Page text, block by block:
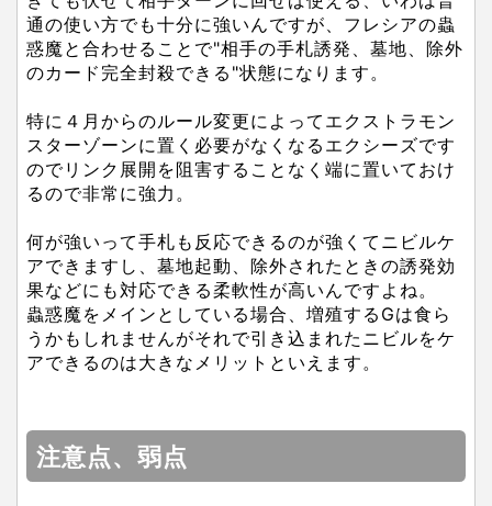
通の使い方でも十分に強いんですが、フレシアの蟲
惑魔と合わせることで"相手の手札誘発、墓地、除外
のカード完全封殺できる"状態になります。
特に４月からのルール変更によってエクストラモン
スターゾーンに置く必要がなくなるエクシーズです
のでリンク展開を阻害することなく端に置いておけ
るので非常に強力。
何が強いって手札も反応できるのが強くてニビルケ
アできますし、墓地起動、除外されたときの誘発効
果などにも対応できる柔軟性が高いんですよね。
蟲惑魔をメインとしている場合、増殖するGは食ら
うかもしれませんがそれで引き込まれたニビルをケ
アできるのは大きなメリットといえます。
注意点、弱点